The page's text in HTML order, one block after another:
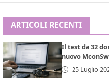
ARTICOLI RECENTI
Il test da 32
nuovo
25 Luglio